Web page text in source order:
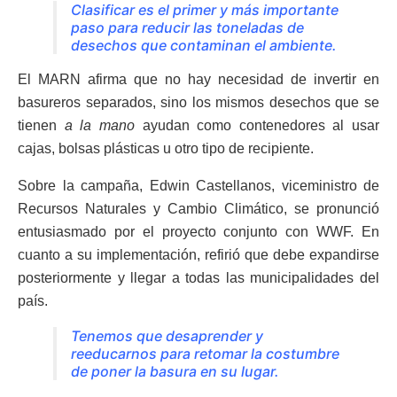
Clasificar es el primer y más importante
paso para reducir las toneladas de
desechos que contaminan el ambiente.
El MARN afirma que no hay necesidad de invertir en
basureros separados, sino los mismos desechos que se
tienen a la mano ayudan como contenedores al usar
cajas, bolsas plásticas u otro tipo de recipiente.
Sobre la campaña, Edwin Castellanos, viceministro de
Recursos Naturales y Cambio Climático, se pronunció
entusiasmado por el proyecto conjunto con WWF. En
cuanto a su implementación, refirió que debe expandirse
posteriormente y llegar a todas las municipalidades del
país.
Tenemos que desaprender y
reeducarnos para retomar la costumbre
de poner la basura en su lugar.